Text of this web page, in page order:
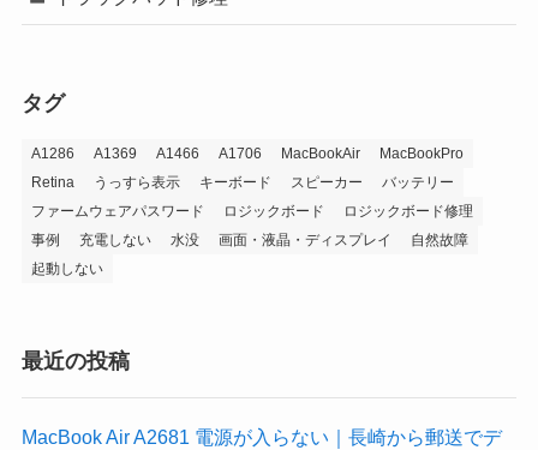
タグ
A1286 A1369 A1466 A1706 MacBookAir
MacBookPro
Retina
うっすら表示 キーボード スピーカー
バッテリー
ファームウェアパスワード
ロジックボード
ロジックボード修理
事例
充電しない 水没 画面・液晶・ディスプレイ
自然故障
起動しない
最近の投稿
MacBook Air A2681 電源が入らない｜長崎から郵送でデ